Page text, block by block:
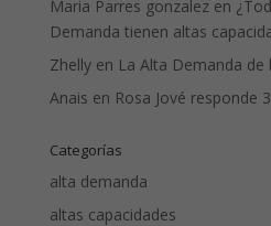
Maria Parres gonzalezen
Demanda tienen altas
Zhellyen La Alta Demanda de
Anais en Rosa Jové responde 3
Categorías
alta demanda
altas capacidades